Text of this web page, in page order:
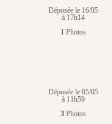
Déposée le 16/05
à 17h14
1 Photos
Déposée le 05/05
à 11h59
3 Photos